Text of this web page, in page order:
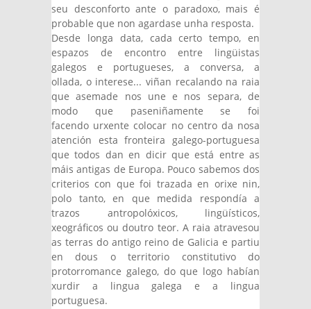
seu desconforto ante o paradoxo, mais é
probable que non agardase unha resposta.
Desde longa data, cada certo tempo, en
espazos de encontro entre lingüistas
galegos e portugueses, a conversa, a
ollada, o interese... viñan recalando na raia
que asemade nos une e nos separa, de
modo que paseniñamente se foi
facendo urxente colocar no centro da nosa
atención esta fronteira galego-portuguesa
que todos dan en dicir que está entre as
máis antigas de Europa. Pouco sabemos dos
criterios con que foi trazada en orixe nin,
polo tanto, en que medida respondía a
trazos antropolóxicos, lingüísticos,
xeográficos ou doutro teor. A raia atravesou
as terras do antigo reino de Galicia e partiu
en dous o territorio constitutivo do
protorromance galego, do que logo habían
xurdir a lingua galega e a lingua
portuguesa.